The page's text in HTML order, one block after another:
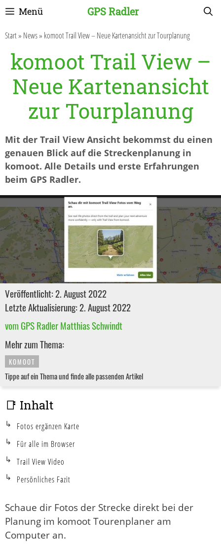
Zum
springen
GPS Radler
Menü
Start» News» komoot Trail View – Neue Kartenansicht zur Tourplanung
komoot Trail View –
Neue Kartenansicht
zur Tourplanung
Mit der Trail View Ansicht bekommst du einen
genauen Blick auf die Streckenplanung in
komoot. Alle Details und erste Erfahrungen
beim GPS Radler.
Veröffentlicht: 2. August 2022
Letzte Aktualisierung: 2. August 2022
vom GPS Radler Matthias Schwindt
Mehr zum Thema:
KOMOOT
Tippe auf ein Thema und finde alle passenden Artikel
Schaue dir Fotos der Strecke direkt bei der
Planung im komoot Tourenplaner am
Computer an.
📑 Inhalt
Fotos ergänzen Karte
Für alle im Browser
Trail View Video
Persönliches Fazit